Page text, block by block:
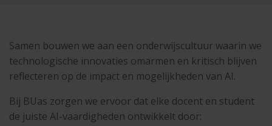
Samen bouwen we aan een onderwijscultuur waarin we
technologische innovaties omarmen en kritisch blijven
reflecteren op de impact en mogelijkheden van AI.
Bij BUas zorgen we ervoor dat elke docent en student
de juiste AI-vaardigheden ontwikkelt door: